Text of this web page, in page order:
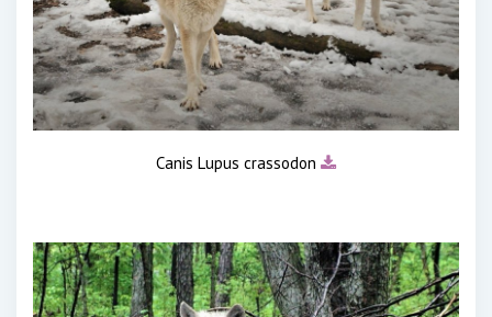
Canis Lupus crassodon